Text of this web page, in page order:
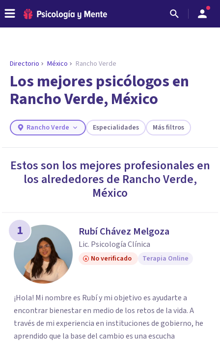
ENCONTRAR MI TERAPEUTA
¿Necesitas ayuda para encontrar el
psicólogo adecuado?
Responde a unas breves preguntas y te ofreceremos
necesidades.
Directorio México Rancho Verde
Los mejores psicólogos en
Rancho Verde, México
Rancho Verde Especialidades Más filtros
Estos son los mejores profesionales en
los alrededores de Rancho Verde,
México
1 Rubí Chávez Melgoza
Lic. Psicología Clínica
No verificado Terapia Online
¡Hola! Mi nombre es Rubí y mi objetivo es ayudarte a
encontrar bienestar en medio de los retos de la vida. A
través de mi experiencia en instituciones de gobierno, he
aprendido que la base del cambio es una escucha